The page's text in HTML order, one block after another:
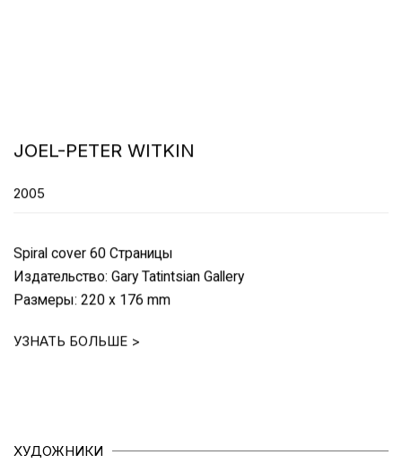
JOEL-PETER WITKIN
2005
Spiral cover 60 Страницы
Издательство: Gary Tatintsian Gallery
Размеры: 220 x 176 mm
УЗНАТЬ БОЛЬШЕ >
ХУДОЖНИКИ